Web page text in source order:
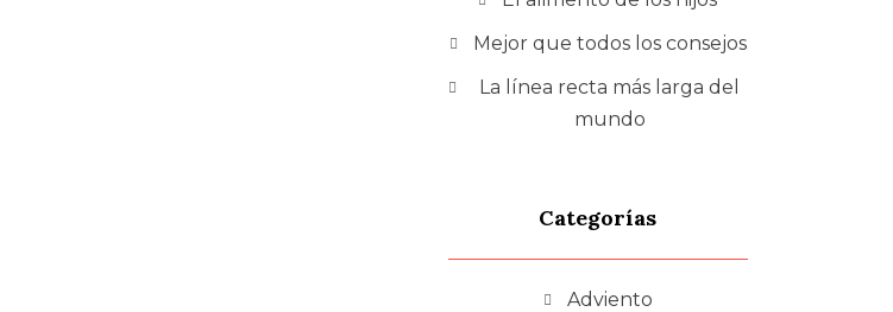
Mejor que todos los consejos
La línea recta más larga del
mundo
Categorías
Adviento